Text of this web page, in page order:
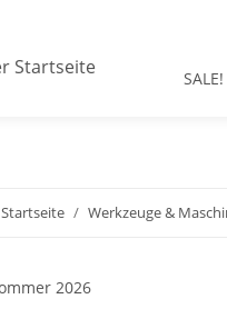
SALE!
Startseite Werkzeuge &